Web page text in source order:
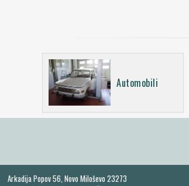
Automobili
Arkadija Popov 56, Novo Miloševo 23273